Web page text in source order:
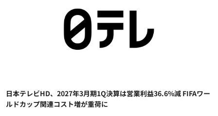
日本テレビHD、2027年3月期1Q決算は営業利益36.6%減 FIFAワー
ルドカップ関連コスト増が重荷に